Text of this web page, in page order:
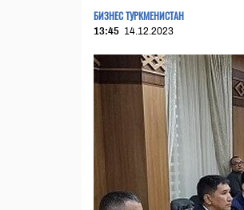
БИЗНЕС ТУРКМЕНИСТАН
13:45 14.12.2023